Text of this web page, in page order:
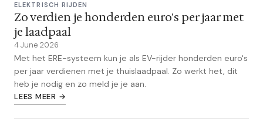
ELEKTRISCH RIJDEN
Zo verdien je honderden euro's per jaar met
je laadpaal
4 June 2026
Met het ERE-systeem kun je als EV-rijder honderden euro's
per jaar verdienen met je thuislaadpaal. Zo werkt het, dit
heb je nodig en zo meld je je aan.
LEES MEER →